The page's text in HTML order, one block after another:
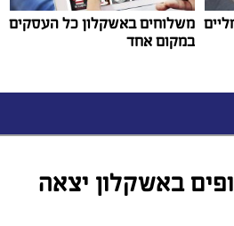
משלוחים באשקלון כל העסקים
במקום אחד
באשקלון יצאה